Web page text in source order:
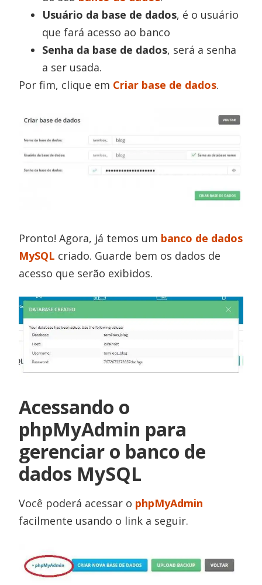
Usuário da base de dados, é o usuário
que fará acesso ao banco
Senha da base de dados, será a senha
a ser usada.
Por fim, clique em Criar base de dados.
Pronto! Agora, já temos um banco de dados
MySQL criado. Guarde bem os dados de
acesso que serão exibidos.
Acessando o
phpMyAdmin para
gerenciar o banco de
dados MySQL
Você poderá acessar o phpMyAdmin
facilmente usando o link a seguir.